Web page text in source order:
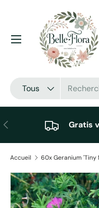
Aller au contenu
Recherche
Type de produit
Tous
Menu
Précédent Gratis
Accueil 60x Geranium
Passer aux